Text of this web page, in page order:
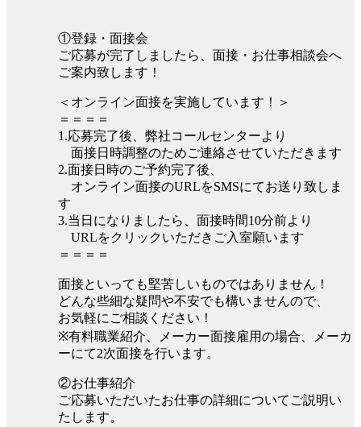
①登録・面接会
ご応募が完了しましたら、面接・お仕事相談会へ
ご案内致します！
＜オンライン面接を実施しています！＞
＝＝＝＝
1.応募完了後、弊社コールセンターより
面接日時調整のためご連絡させていただきます
2.面接日時のご予約完了後、
オンライン面接のURLをSMSにてお送り致しま
す
3.当日になりましたら、面接時間10分前より
URLをクリックいただきご入室願います
＝＝＝＝
面接といっても堅苦しいものではありません！
どんな些細な疑問や不安でも構いませんので、
お気軽にご相談ください！
※有料職業紹介、メーカー面接雇用の場合、メーカ
ーにて2次面接を行います。
②お仕事紹介
ご応募いただいたお仕事の詳細についてご説明い
たします。